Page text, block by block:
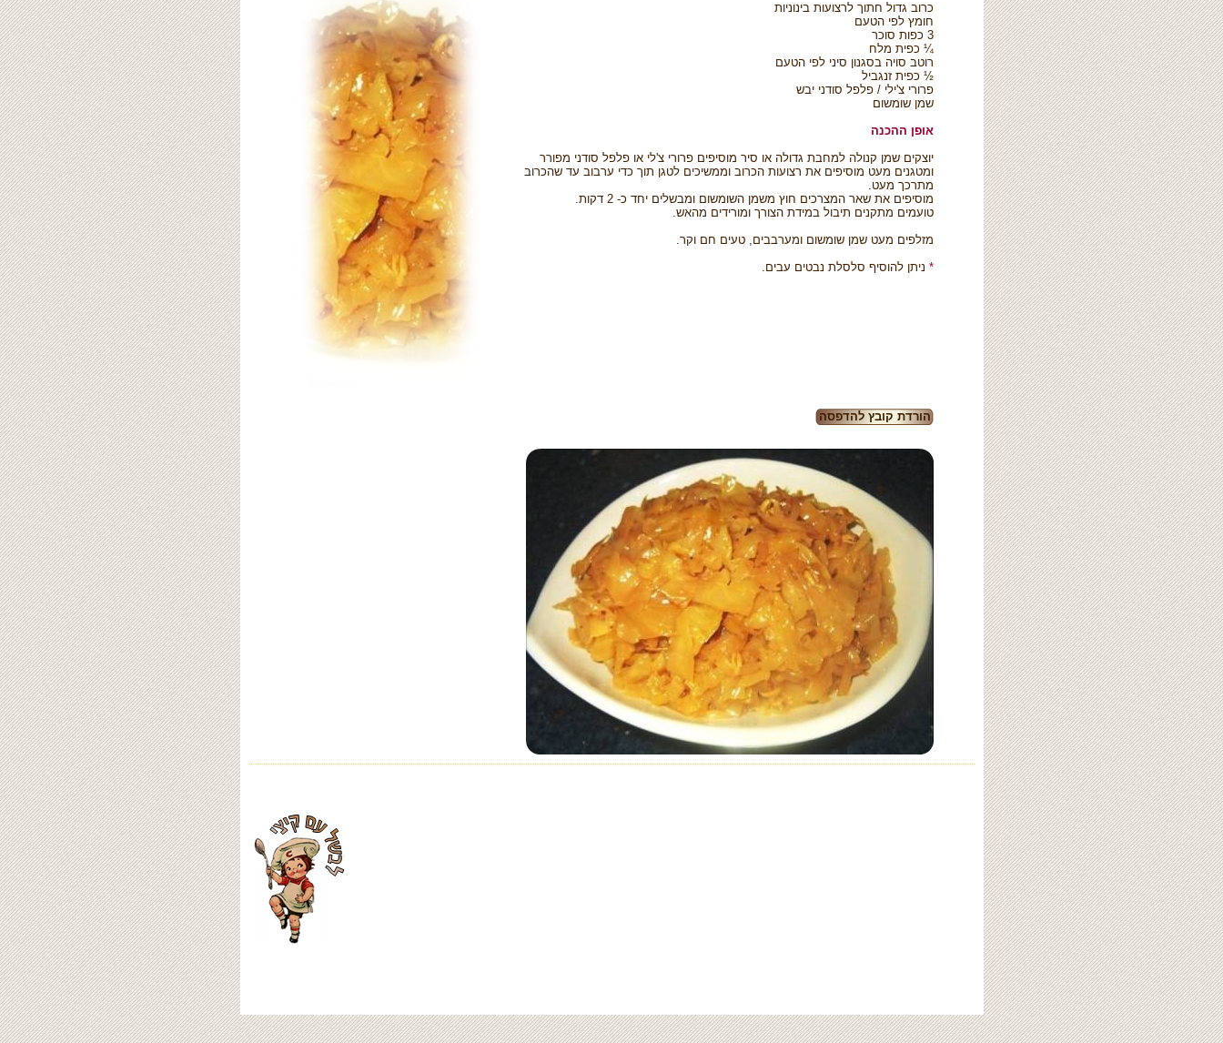
כרוב גדול חתוך לרצועות בינוניות
חומץ לפי הטעם
3 כפות סוכר
¼ כפית מלח
רוטב סויה בסגנון סיני לפי הטעם
½ כפית זנגביל
פרורי צ'ילי / פלפל סודני יבש
שמן שומשום
אופן ההכנה
יוצקים שמן קנולה למחבת גדולה או סיר מוסיפים פרורי צ'לי או פלפל סודני מפורר
ומטגנים מעט מוסיפים את רצועות הכרוב וממשיכים לטגן תוך כדי ערבוב עד שהכרוב
מתרכך מעט.
מוסיפים את שאר המצרכים חוץ משמן השומשום ומבשלים יחד כ- 2 דקות.
טועמים מתקנים תיבול במידת הצורך ומורידים מהאש.
מזלפים מעט שמן שומשום ומערבבים, טעים חם וקר.
* ניתן להוסיף סלסלת נבטים עבים.
הורדת קובץ להדפסה